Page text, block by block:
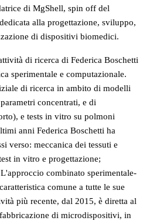
di MgShell, spin off del
alla progettazione, sviluppo,
di dispositivi biomedici.
di ricerca di Federica Boschetti
sperimentale e computazionale.
di ricerca in ambito di modelli
concentrati, e di
e tests in vitro su polmoni
anni Federica Boschetti ha
verso: meccanica dei tessuti e
in vitro e progettazione;
combinato sperimentale-
comune a tutte le sue
più recente, dal 2015, è diretta al
di microdispositivi, in